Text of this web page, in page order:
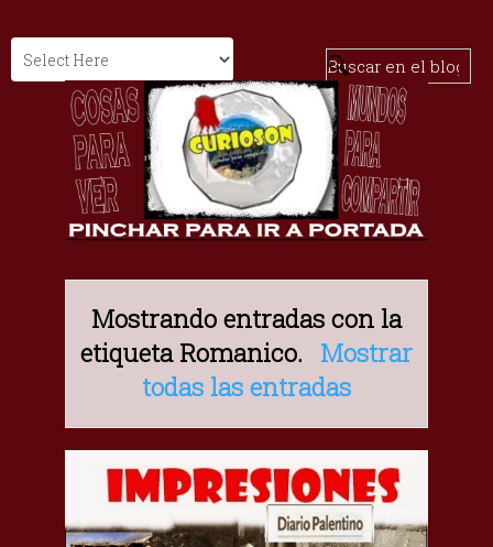
Mostrando entradas con la
etiqueta Romanico. Mostrar
todas las entradas